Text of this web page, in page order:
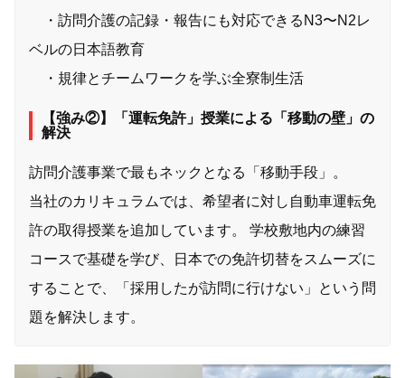
・訪問介護の記録・報告にも対応できるN3〜N2レ
ベルの日本語教育
・規律とチームワークを学ぶ全寮制生活
【強み②】「運転免許」授業による「移動の壁」の
解決
訪問介護事業で最もネックとなる「移動手段」。
当社のカリキュラムでは、希望者に対し自動車運転免
許の取得授業を追加しています。 学校敷地内の練習
コースで基礎を学び、日本での免許切替をスムーズに
することで、「採用したが訪問に行けない」という問
題を解決します。